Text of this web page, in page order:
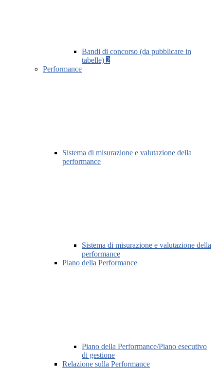
Bandi di concorso (da pubblicare in
tabelle) 2
Performance
Sistema di misurazione e valutazione della
performance
Sistema di misurazione e valutazione della
performance
Piano della Performance
Piano della Performance/Piano esecutivo
di gestione
Relazione sulla Performance